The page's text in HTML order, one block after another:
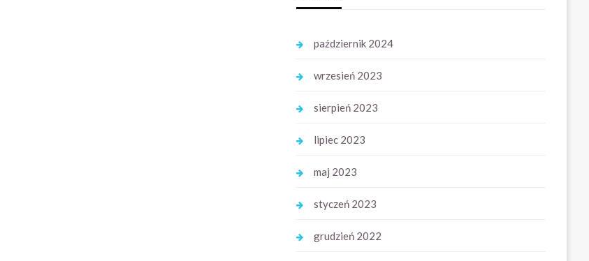
październik 2024
wrzesień 2023
sierpień 2023
lipiec 2023
maj 2023
styczeń 2023
grudzień 2022